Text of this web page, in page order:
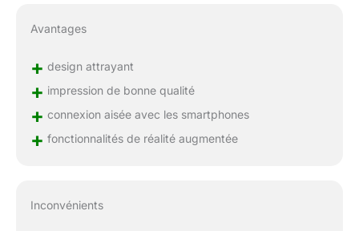
Avantages
+ design attrayant
+ impression de bonne qualité
+ connexion aisée avec les smartphones
+ fonctionnalités de réalité augmentée
Inconvénients